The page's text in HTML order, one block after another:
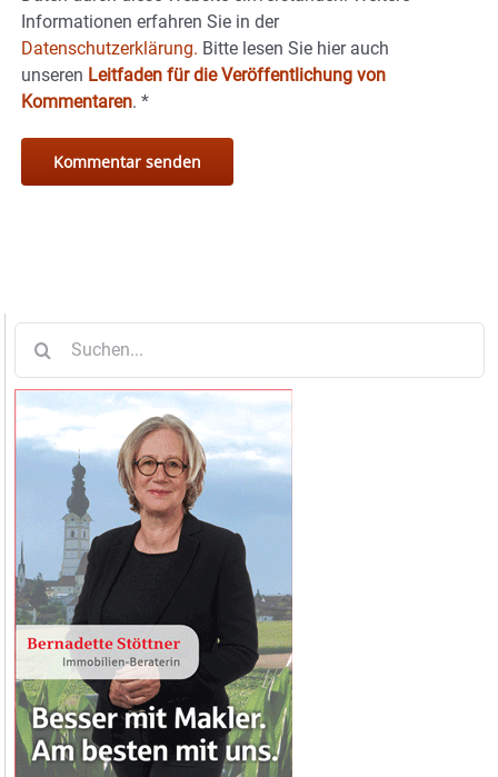
Informationen erfahren Sie in der
Datenschutzerklärung. Bitte lesen Sie hier auch
unseren Leitfaden für die Veröffentlichung von
Kommentaren. *
nach: